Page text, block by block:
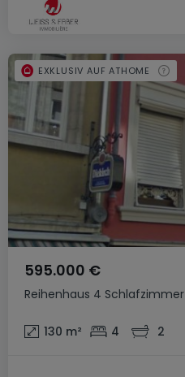
Reihenhaus 4 Schlafzimmer
595.000 €
130 m² 4 2
EXKLUSIV AUF ATHOME